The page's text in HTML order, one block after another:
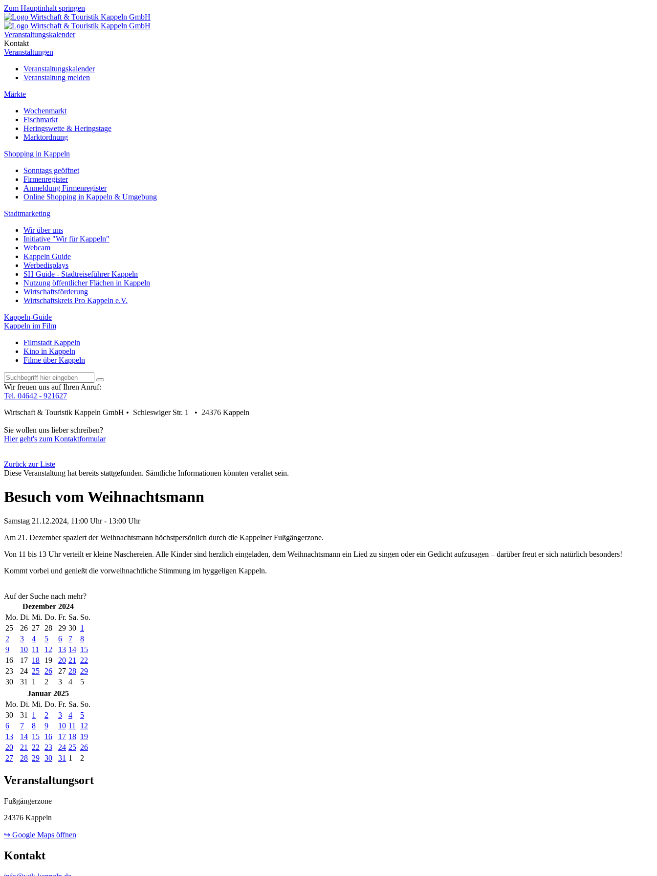
Zum Hauptinhalt springen
Veranstaltungskalender
Kontakt
Veranstaltungen
Veranstaltungskalender
Veranstaltung melden
Märkte
Wochenmarkt
Fischmarkt
Heringswette & Heringstage
Marktordnung
Shopping in Kappeln
Sonntags geöffnet
Firmenregister
Anmeldung Firmenregister
Online Shopping in Kappeln & Umgebung
Stadtmarketing
Wir über uns
Initiative "Wir für Kappeln"
Webcam
Kappeln Guide
Werbedisplays
SH Guide - Stadtreiseführer Kappeln
Nutzung öffentlicher Flächen in Kappeln
Wirtschaftsförderung
Wirtschaftskreis Pro Kappeln e.V.
Kappeln-Guide
Kappeln im Film
Filmstadt Kappeln
Kino in Kappeln
Filme über Kappeln
Wir freuen uns auf Ihren Anruf:
Tel. 04642 - 921627
Wirtschaft & Touristik Kappeln GmbH • Schleswiger Str. 1 • 24376 Kappeln
Sie wollen uns lieber schreiben?
Hier geht's zum Kontaktformular
Zurück zur Liste
Diese Veranstaltung hat bereits stattgefunden. Sämtliche Informationen könnten veraltet sein.
Besuch vom Weihnachtsmann
Samstag 21.12.2024, 11:00 Uhr - 13:00 Uhr
Am 21. Dezember spaziert der Weihnachtsmann höchstpersönlich durch die Kappelner Fußgängerzone.
Von 11 bis 13 Uhr verteilt er kleine Naschereien. Alle Kinder sind herzlich eingeladen, dem Weihnachtsmann ein Lied zu singen oder ein Gedicht aufzusagen – darüber freut er sich natürlich besonders!
Kommt vorbei und genießt die vorweihnachtliche Stimmung im hyggeligen Kappeln.
Auf der Suche nach mehr?
Dezember 2024
Mo. Di. Mi. Do. Fr. Sa. So.
25
26 27 28 29 30 1
2
3 4 5 6 7
8
9
10 11 12 13 14 15
16
17 18 19 20 21
22
23
24 25 26 27 28 29
30
31 1 2 3 4
5
Januar 2025
Mo. Di. Mi. Do. Fr. Sa. So.
30
31 1 2 3 4
5
6
7 8 9 10 11
12
13
14 15 16 17 18 19
20
21 22 23 24 25 26
27
28 29 30 31 1 2
Veranstaltungsort
Fußgängerzone
24376 Kappeln
↪ Google Maps öffnen
Kontakt